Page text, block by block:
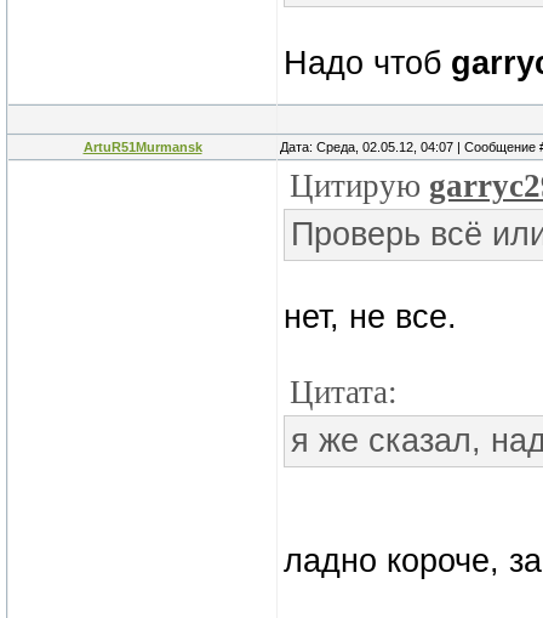
Надо чтоб
ArtuR51Murmansk Дата: Среда, 02.05.12, 04:07 | Сообщение
Цитирую
Проверь всё
нет, не все.
Цитата:
я же сказал,
ладно короче,